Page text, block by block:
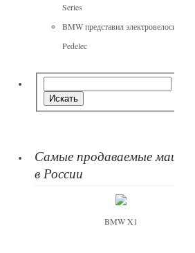
Series
BMW представил электровелосипед
Pedelec
Самые продаваемые машины
в России
BMW X1